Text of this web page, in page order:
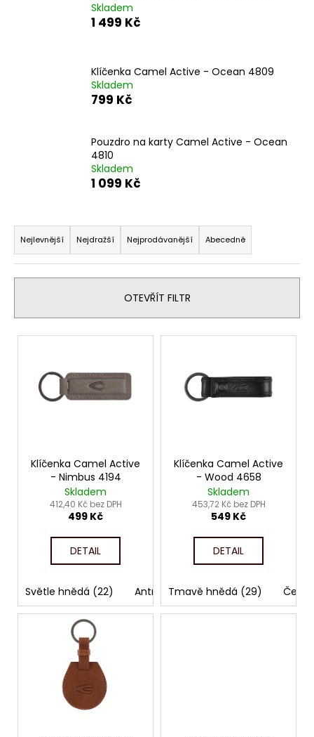
Skladem
1 499 Kč
Klíčenka Camel Active - Ocean 4809
Skladem
799 Kč
Pouzdro na karty Camel Active - Ocean
4810
Skladem
1 099 Kč
Ř
a
z
e
í
p
Nejlevnější Nejdražší Nejprodávanější Abecedně
OTEVŘÍT FILTR
V
Klíčenka Camel Active
- Nimbus 4194
Skladem
412,40 Kč bez DPH
499 Kč
DETAIL
Světle hnědá (22) Antracit (76)
Klíčenka Camel Active
- Wood 4658
Skladem
453,72 Kč bez DPH
549 Kč
DETAIL
Tmavě hnědá (29)
D
o
p
o
č
u